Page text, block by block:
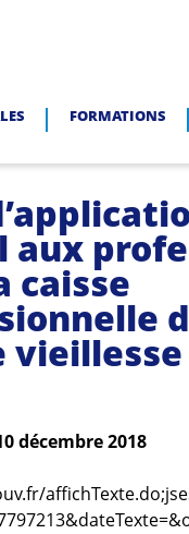
DES PERSONNES EN
FORMATIONS
aux
caisse
décembre 2018